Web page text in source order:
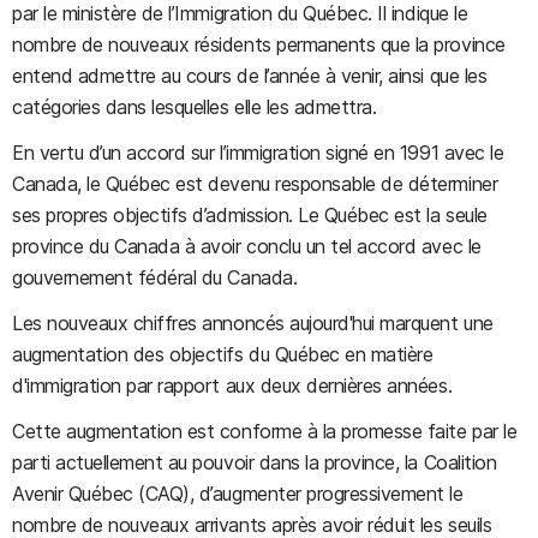
par le ministère de l’Immigration du Québec. Il indique le
nombre de nouveaux résidents permanents que la province
entend admettre au cours de l’année à venir, ainsi que les
catégories dans lesquelles elle les admettra.
En vertu d’un accord sur l’immigration signé en 1991 avec le
Canada, le Québec est devenu responsable de déterminer
ses propres objectifs d’admission. Le Québec est la seule
province du Canada à avoir conclu un tel accord avec le
gouvernement fédéral du Canada.
Les nouveaux chiffres annoncés aujourd'hui marquent une
augmentation des objectifs du Québec en matière
d'immigration par rapport aux deux dernières années.
Cette augmentation est conforme à la promesse faite par le
parti actuellement au pouvoir dans la province, la Coalition
Avenir Québec (CAQ), d’augmenter progressivement le
nombre de nouveaux arrivants après avoir réduit les seuils